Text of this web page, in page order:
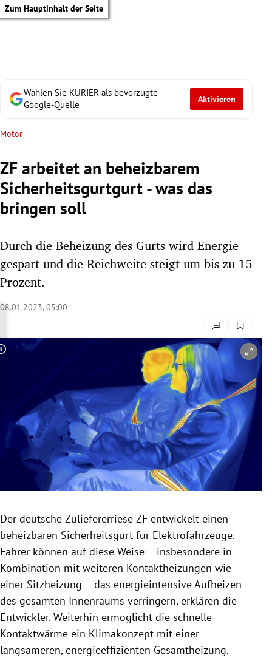
Zum Hauptinhalt der Seite
Untermenü
Untermenü
Untermenü
Untermenü
Untermenü
Untermenü
Untermenü
Untermenü
Wählen Sie KURIER als bevorzugte
Google-Quelle
Aktivieren
Motor
ZF arbeitet an beheizbarem
Sicherheitsgurtgurt - was das
bringen soll
Durch die Beheizung des Gurts wird Energie
gespart und die Reichweite steigt um bis zu 15
Prozent.
08.01.2023, 05:00
Copyright-Hinweis öffnen/schließen
Der deutsche Zuliefererriese ZF entwickelt einen
beheizbaren Sicherheitsgurt für Elektrofahrzeuge.
Fahrer können auf diese Weise – insbesondere in
Kombination mit weiteren Kontaktheizungen wie
einer Sitzheizung – das energieintensive Aufheizen
des gesamten Innenraums verringern, erklären die
Entwickler. Weiterhin ermöglicht die schnelle
Kontaktwärme ein Klimakonzept mit einer
langsameren, energieeffizienten Gesamtheizung.